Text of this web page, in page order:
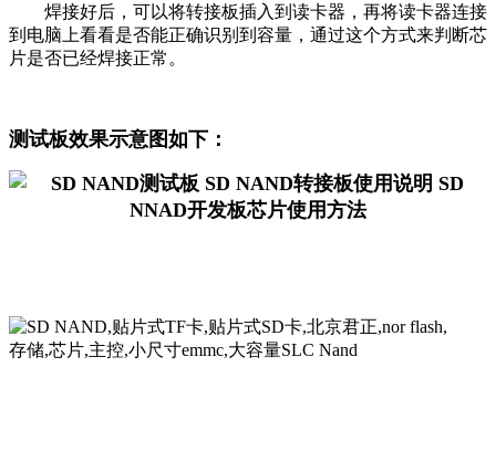
焊接好后，可以将转接板插入到读卡器，再将读卡器连接
到电脑上看看是否能正确识别到容量，通过这个方式来判断芯
片是否已经焊接正常。
测试板效果示意图如下：